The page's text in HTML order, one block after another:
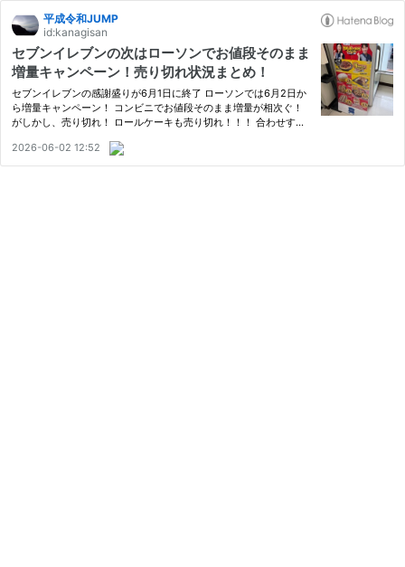
平成令和JUMP
id:kanagisan
セブンイレブンの次はローソンでお値段そのまま
増量キャンペーン！売り切れ状況まとめ！
セブンイレブンの感謝盛りが6月1日に終了 ローソンでは6月2日か
ら増量キャンペーン！ コンビニでお値段そのまま増量が相次ぐ！
がしかし、売り切れ！ ロールケーキも売り切れ！！！ 合わせすぎ
レミアムロールケーキの入荷時間は！？ heysay.hatenadiary.jp
2026-06-02 12:52